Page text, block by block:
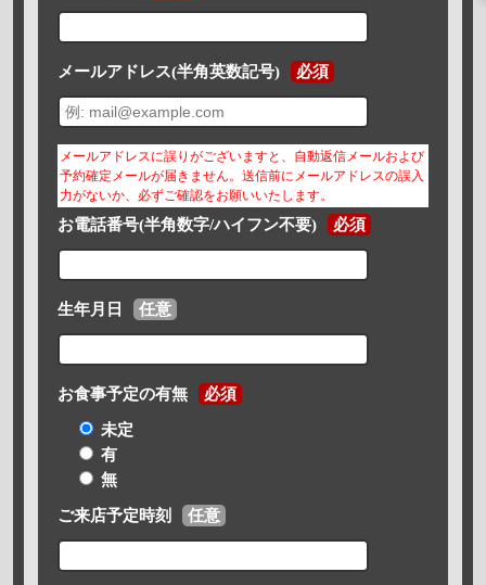
メールアドレス(半角英数記号) 必須
メールアドレスに誤りがございますと、自動返信メールおよび
予約確定メールが届きません。送信前にメールアドレスの誤入
力がないか、必ずご確認をお願いいたします。
お電話番号(半角数字/ハイフン不要) 必須
生年月日 任意
お食事予定の有無 必須
未定
有
無
ご来店予定時刻 任意